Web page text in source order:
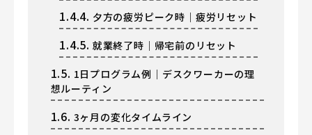
1.4.4. 夕方の疲労ピーク時｜疲労リセット
1.4.5. 就業終了時｜帰宅前のリセット
1.5. 1日プログラム例｜デスクワーカーの理
想ルーティン
1.6. 3ヶ月の変化タイムライン